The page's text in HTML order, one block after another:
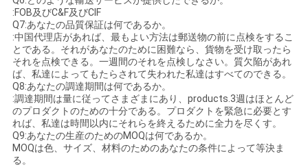
:FOB及びC&F及びCIF
Q7:あなたの品質保証は何であるか。
:中国代理店があれば、最もよい方法は郵送物の前に点検をするこ
とである。それがあなたのために困難なら、貨物を受け取ったら
それを点検できる。一週間のそれを点検しなさい。質欠陥があれ
ば、私達によってもたらされて失われた私達はすべてのできる。
Q8:あなたの調達期間は何であるか。
:調達期間は量に従ってさまざまにあり、products.3週はほとんど
のプロダクトのための十分である。プロダクトを緊急に必要とす
れば、私達は時間以内にそれらを終えるために全力を尽くす。
Q9:あなたの生産のためのMOQは何であるか。
MOQは色、サイズ、材料のためのあなたの条件によって等決ま
る。